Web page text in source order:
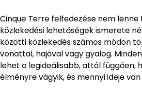
Cinque Terre felfedezése nem
közlekedési lehetőségek ismerete
közötti közlekedés számos módon
vonattal, hajóval vagy gyalog.
lehet a legideálisabb, attól függően,
élményre vágyik, és mennyi ideje